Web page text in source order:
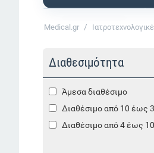
Medical.gr /
Διαθεσιμότητα
Άμεσα διαθέσιμο
Διαθέσιμο από 10 έως
Διαθέσιμο από 4 έως